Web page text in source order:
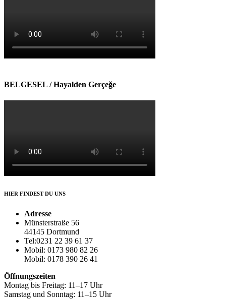
BELGESEL / Hayalden Gerçeğe
HIER FINDEST DU UNS
Adresse
Münsterstraße 56
44145 Dortmund
Tel:0231 22 39 61 37
Mobil: 0173 980 82 26
Mobil: 0178 390 26 41
Öffnungszeiten
Montag bis Freitag: 11–17 Uhr
Samstag und Sonntag: 11–15 Uhr